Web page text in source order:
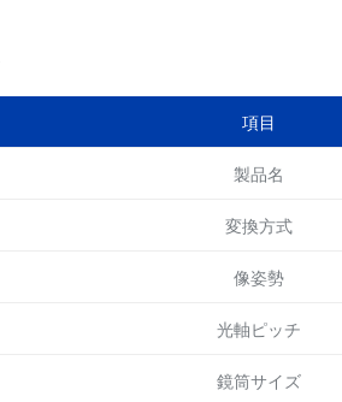
項目
製品名
変換方式
像姿勢
光軸ピッチ
鏡筒サイズ